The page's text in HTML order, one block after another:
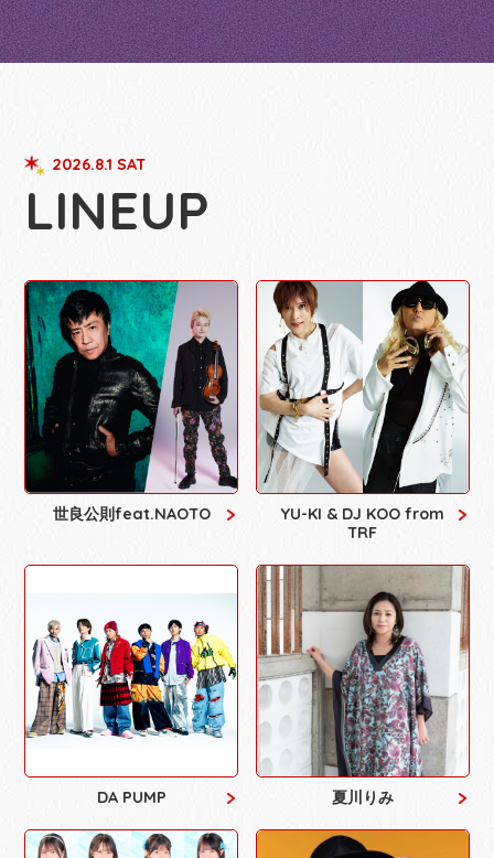
2026.8.1 SAT
LINEUP
世良公則feat.NAOTO
YU-KI & DJ KOO from
TRF
DA PUMP 夏川りみ